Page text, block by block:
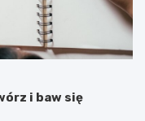
i baw się